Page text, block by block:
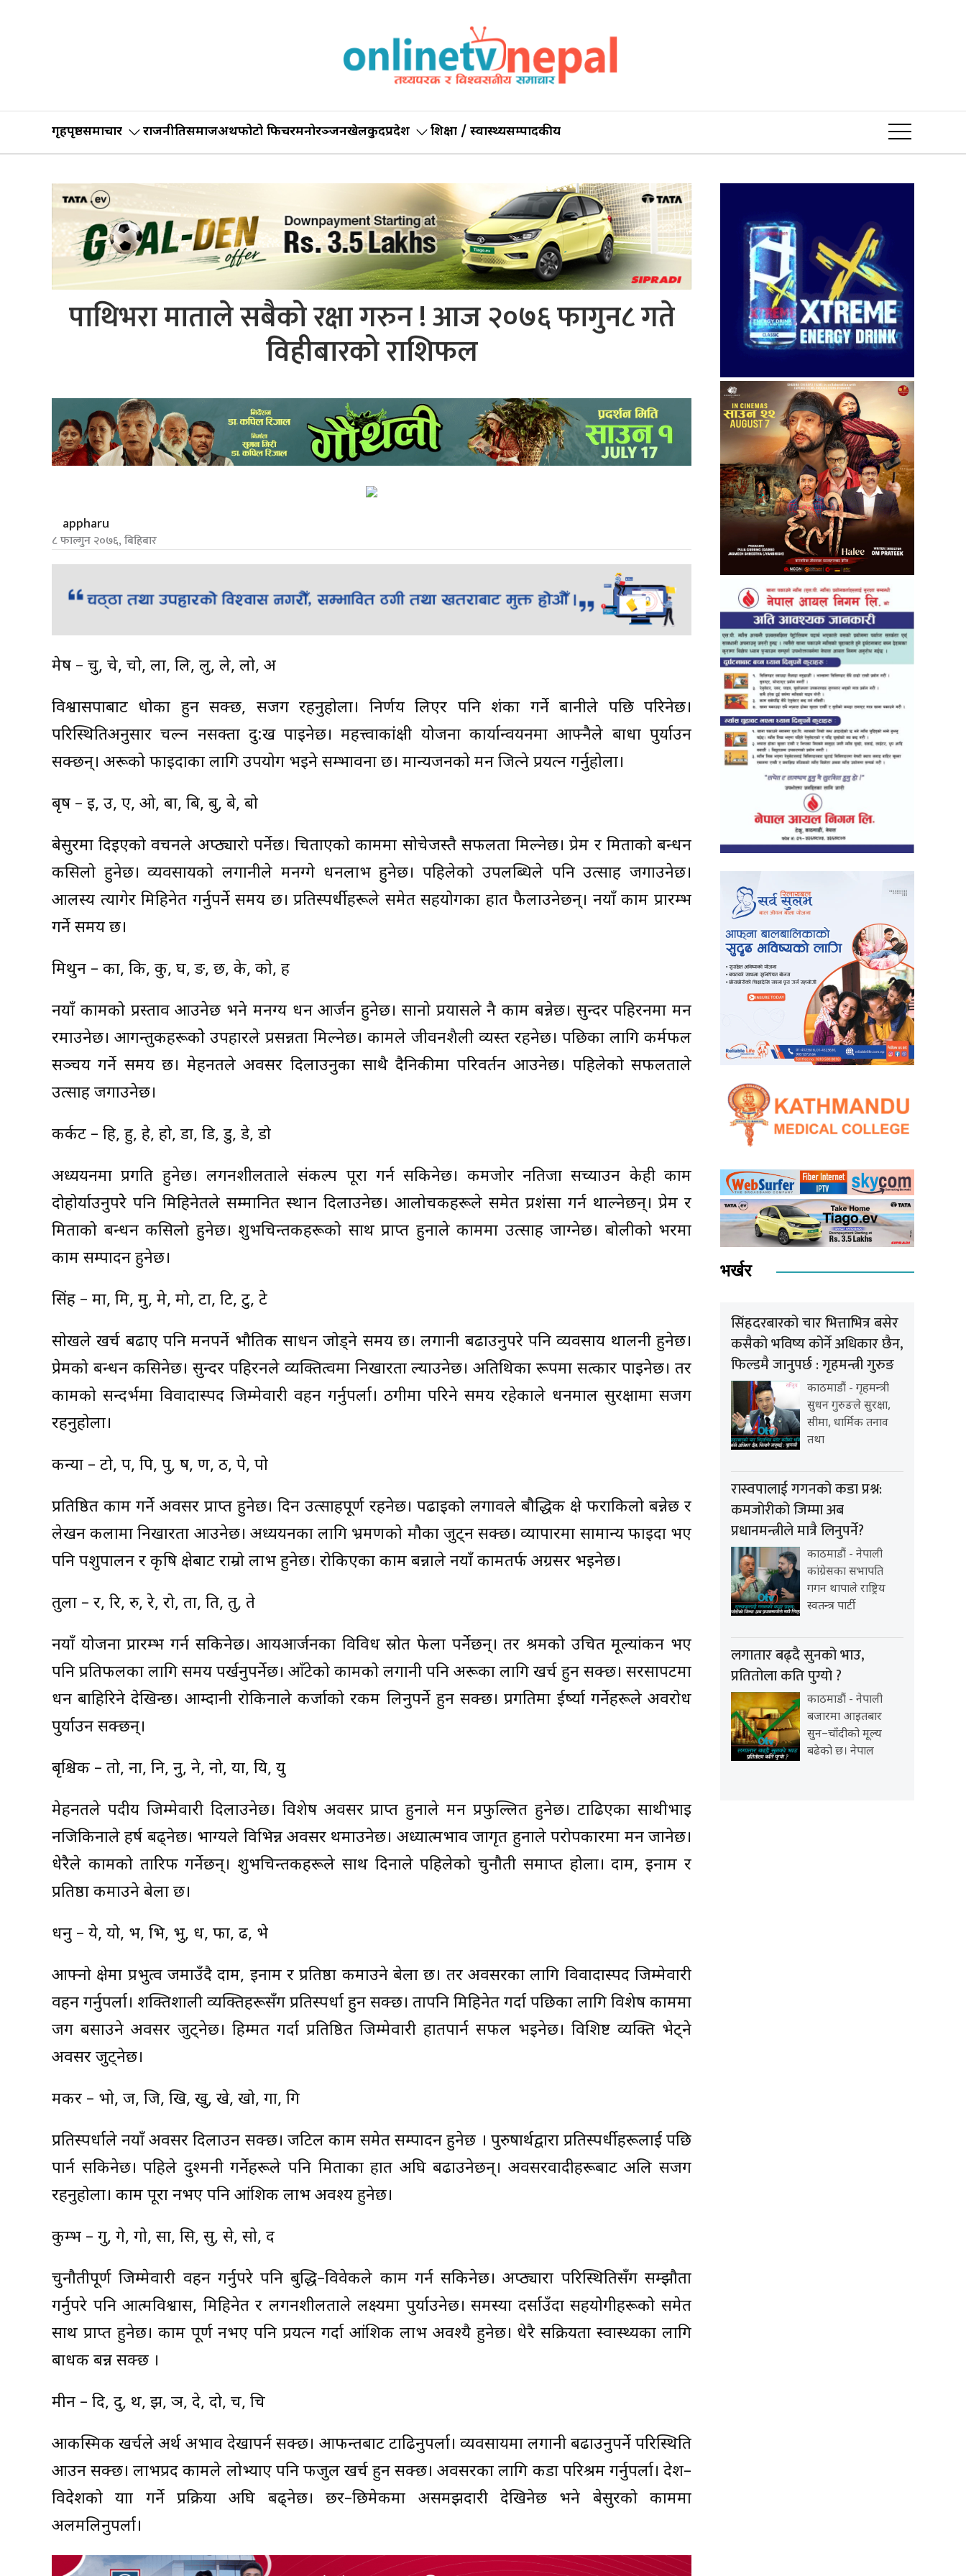
गृहपृष्ठसमाचार राजनीतिसमाजअर्थफोटो फिचरमनोरञ्जनखेलकुदप्रदेश शिक्षा / स्वास्थ्यसम्पादकीय
पाथिभरा माताले सबैको रक्षा गरुन ! आज २०७६ फागुन८ गते
विहीबारको राशिफल
appharu
८ फाल्गुन २०७६, बिहिबार
मेष – चु, चे, चो, ला, लि, लु, ले, लो, अ
विश्वासपात्रबाट धोका हुन सक्छ, सजग रहनुहोला। निर्णय लिएर पनि शंका गर्ने बानीले पछि परिनेछ।
परिस्थितिअनुसार चल्न नसक्ता दु:ख पाइनेछ। महत्त्वाकांक्षी योजना कार्यान्वयनमा आफ्नैले बाधा पुर्याउन
सक्छन्। अरूको फाइदाका लागि उपयोग भइने सम्भावना छ। मान्यजनको मन जित्ने प्रयत्न गर्नुहोला।
बृष – इ, उ, ए, ओ, बा, बि, बु, बे, बो
बेसुरमा दिइएको वचनले अप्ठ्यारो पर्नेछ। चिताएको काममा सोचेजस्तै सफलता मिल्नेछ। प्रेम र मित्रताको बन्धन
कसिलो हुनेछ। व्यवसायको लगानीले मनग्गे धनलाभ हुनेछ। पहिलेको उपलब्धिले पनि उत्साह जगाउनेछ।
आलस्य त्यागेर मिहिनेत गर्नुपर्ने समय छ। प्रतिस्पर्धीहरूले समेत सहयोगका हात फैलाउनेछन्। नयाँ काम प्रारम्भ
गर्ने समय छ।
मिथुन – का, कि, कु, घ, ङ, छ, के, को, ह
नयाँ कामको प्रस्ताव आउनेछ भने मनग्य धन आर्जन हुनेछ। सानाे प्रयासले नै काम बन्नेछ। सुन्दर पहिरनमा मन
रमाउनेछ। आगन्तुकहरूकाेे उपहारले प्रसन्नता मिल्नेछ। कामले जीवनशैली व्यस्त रहनेछ। पछिका लागि कर्मफल
सञ्चय गर्ने समय छ। मेहनतले अवसर दिलाउनुका साथै दैनिकीमा परिवर्तन आउनेछ। पहिलेको सफलताले
उत्साह जगाउनेछ।
कर्कट – हि, हु, हे, हो, डा, डि, डु, डे, डो
अध्ययनमा प्रगति हुनेछ। लगनशीलताले संकल्प पूरा गर्न सकिनेछ। कमजोर नतिजा सच्याउन केही काम
दोहोर्याउनुपरेे पनि मिहिनेतले सम्मानित स्थान दिलाउनेछ। आलोचकहरूले समेत प्रशंसा गर्न थाल्नेछन्। प्रेम र
मित्रताको बन्धन कसिलो हुनेछ। शुभचिन्तकहरूको साथ प्राप्त हुनाले काममा उत्साह जाग्नेछ। बाेलीकाे भरमा
काम सम्पादन हुनेछ।
सिंह – मा, मि, मु, मे, मो, टा, टि, टु, टे
सोखले खर्च बढाए पनि मनपर्ने भौतिक साधन जोड्ने समय छ। लगानी बढाउनुपरे पनि व्यवसाय थालनी हुनेछ।
प्रेमको बन्धन कसिनेछ। सुन्दर पहिरनले व्यक्तित्वमा निखारता ल्याउनेछ। अतिथिका रूपमा सत्कार पाइनेछ। तर
कामको सन्दर्भमा विवादास्पद जिम्मेवारी वहन गर्नुपर्ला। ठगीमा परिने समय रहेकाले धनमाल सुरक्षामा सजग
रहनुहोला।
कन्या – टो, प, पि, पु, ष, ण, ठ, पे, पो
प्रतिष्ठित काम गर्ने अवसर प्राप्त हुनेछ। दिन उत्साहपूर्ण रहनेछ। पढाइको लगावले बौद्धिक क्षेत्र फराकिलो बन्नेछ र
लेखन कलामा निखारता आउनेछ। अध्ययनका लागि भ्रमणको मौका जुट्न सक्छ। व्यापारमा सामान्य फाइदा भए
पनि पशुपालन र कृषि क्षेत्रबाट राम्रो लाभ हुनेछ। रोकिएका काम बन्नाले नयाँ कामतर्फ अग्रसर भइनेछ।
तुला – र, रि, रु, रे, रो, ता, ति, तु, ते
नयाँ योजना प्रारम्भ गर्न सकिनेछ। आयआर्जनका विविध स्रोत फेला पर्नेछन्। तर श्रमको उचित मूल्यांकन भए
पनि प्रतिफलका लागि समय पर्खनुपर्नेछ। आँटेको कामको लगानी पनि अरूका लागि खर्च हुन सक्छ। सरसापटमा
धन बाहिरिने देखिन्छ। आम्दानी रोकिनाले कर्जाको रकम लिनुपर्ने हुन सक्छ। प्रगतिमा ईर्ष्या गर्नेहरूले अवरोध
पुर्याउन सक्छन्।
बृश्चिक – तो, ना, नि, नु, ने, नो, या, यि, यु
मेहनतले पदीय जिम्मेवारी दिलाउनेछ। विशेष अवसर प्राप्त हुनाले मन प्रफुल्लित हुनेछ। टाढिएका साथीभाइ
नजिकिनाले हर्ष बढ्नेछ। भाग्यले विभिन्न अवसर थमाउनेछ। अध्यात्मभाव जागृत हुनाले परोपकारमा मन जानेछ।
धेरैले कामको तारिफ गर्नेछन्। शुभचिन्तकहरूले साथ दिनाले पहिलेको चुनौती समाप्त होला। दाम, इनाम र
प्रतिष्ठा कमाउने बेला छ।
धनु – ये, यो, भ, भि, भु, ध, फा, ढ, भे
आफ्नो क्षेत्रमा प्रभुत्व जमाउँदै दाम, इनाम र प्रतिष्ठा कमाउने बेला छ। तर अवसरका लागि विवादास्पद जिम्मेवारी
वहन गर्नुपर्ला। शक्तिशाली व्यक्तिहरूसँग प्रतिस्पर्धा हुन सक्छ। तापनि मिहिनेत गर्दा पछिका लागि विशेष काममा
जग बसाउने अवसर जुट्नेछ। हिम्मत गर्दा प्रतिष्ठित जिम्मेवारी हातपार्न सफल भइनेछ। विशिष्ट व्यक्ति भेट्ने
अवसर जुट्नेछ।
मकर – भो, ज, जि, खि, खु, खे, खो, गा, गि
प्रतिस्पर्धाले नयाँ अवसर दिलाउन सक्छ। जटिल काम समेत सम्पादन हुनेछ । पुरुषार्थद्वारा प्रतिस्पर्धीहरूलाई पछि
पार्न सकिनेछ। पहिले दुश्मनी गर्नेहरूले पनि मित्रताका हात अघि बढाउनेछन्। अवसरवादीहरूबाट अलि सजग
रहनुहोला। काम पूरा नभए पनि आंशिक लाभ अवश्य हुनेछ।
कुम्भ – गु, गे, गो, सा, सि, सु, से, सो, द
चुनौतीपूर्ण जिम्मेवारी वहन गर्नुपरे पनि बुद्धि–विवेकले काम गर्न सकिनेछ। अप्ठ्यारा परिस्थितिसँग सम्झौता
गर्नुपरे पनि आत्मविश्वास, मिहिनेत र लगनशीलताले लक्ष्यमा पुर्याउनेछ। समस्या दर्साउँदा सहयोगीहरूको समेत
साथ प्राप्त हुनेछ। काम पूर्ण नभए पनि प्रयत्न गर्दा आंशिक लाभ अवश्यै हुनेछ। धेरै सक्रियता स्वास्थ्यका लागि
बाधक बन्न सक्छ ।
मीन – दि, दु, थ, झ, ञ, दे, दो, च, चि
आकस्मिक खर्चले अर्थ अभाव देखापर्न सक्छ। आफन्तबाट टाढिनुपर्ला। व्यवसायमा लगानी बढाउनुपर्ने परिस्थिति
आउन सक्छ। लाभप्रद कामले लोभ्याए पनि फजुल खर्च हुन सक्छ। अवसरका लागि कडा परिश्रम गर्नुपर्ला। देश–
विदेशको यात्रा गर्ने प्रक्रिया अघि बढ्नेछ। छर–छिमेकमा असमझदारी देखिनेछ भने बेसुरको काममा
अलमलिनुपर्ला।
भर्खर
सिंहदरबारको चार भित्ताभित्र बसेर
कसैको भविष्य कोर्ने अधिकार छैन,
फिल्डमै जानुपर्छ : गृहमन्त्री गुरुङ
काठमाडौं - गृहमन्त्री
सुधन गुरुङले सुरक्षा,
सीमा, धार्मिक तनाव
तथा
रास्वपालाई गगनको कडा प्रश्न:
कमजोरीको जिम्मा अब
प्रधानमन्त्रीले मात्रै लिनुपर्ने?
काठमाडौं - नेपाली
कांग्रेसका सभापति
गगन थापाले राष्ट्रिय
स्वतन्त्र पार्टी
लगातार बढ्दै सुनको भाउ,
प्रतितोला कति पुग्यो ?
काठमाडौं - नेपाली
बजारमा आइतबार
सुन–चाँदीको मूल्य
बढेको छ। नेपाल